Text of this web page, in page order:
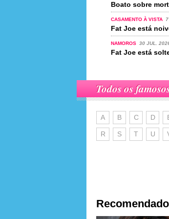
Boato sobre
CASAMENTO À VISTA
Fat Joe está
NAMOROS 30 JUL.
Fat Joe está
Todos os
A B C D
R S T U